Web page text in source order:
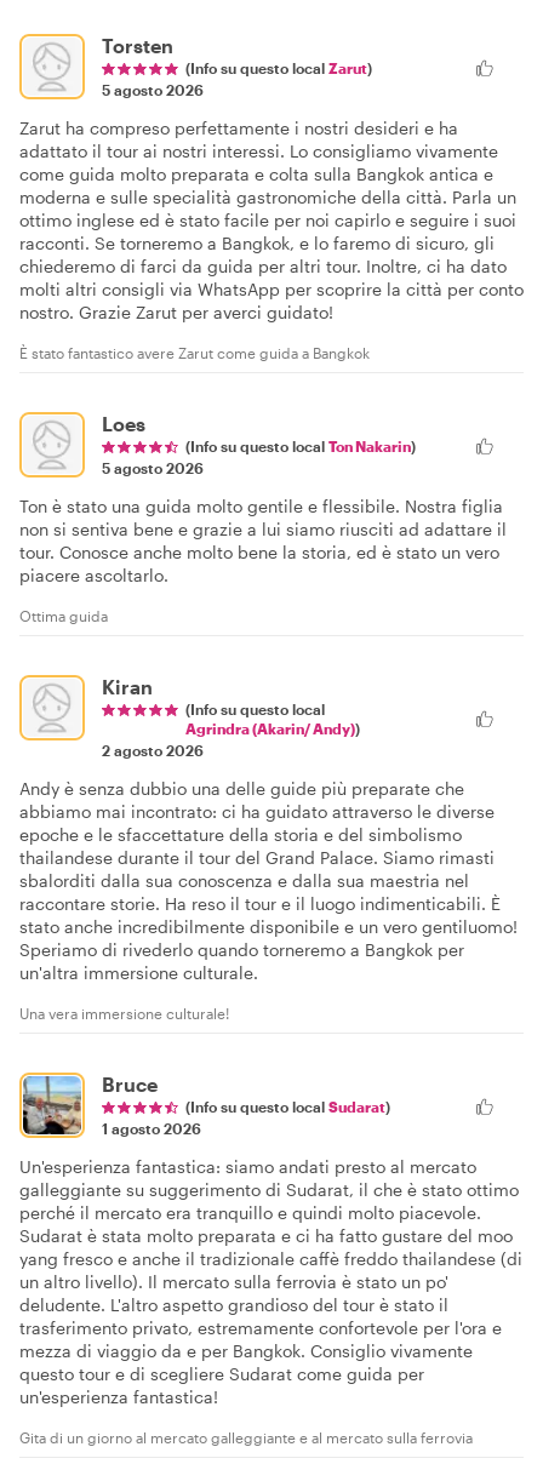
Torsten
(Info su questo local Zarut)
5 agosto 2026
Zarut ha compreso perfettamente i nostri desideri e ha
adattato il tour ai nostri interessi. Lo consigliamo vivamente
come guida molto preparata e colta sulla Bangkok antica e
moderna e sulle specialità gastronomiche della città. Parla un
ottimo inglese ed è stato facile per noi capirlo e seguire i suoi
racconti. Se torneremo a Bangkok, e lo faremo di sicuro, gli
chiederemo di farci da guida per altri tour. Inoltre, ci ha dato
molti altri consigli via WhatsApp per scoprire la città per conto
nostro. Grazie Zarut per averci guidato!
È stato fantastico avere Zarut come guida a Bangkok
Loes
(Info su questo local Ton Nakarin)
5 agosto 2026
Ton è stato una guida molto gentile e flessibile. Nostra figlia
non si sentiva bene e grazie a lui siamo riusciti ad adattare il
tour. Conosce anche molto bene la storia, ed è stato un vero
piacere ascoltarlo.
Ottima guida
Kiran
(Info su questo local
Agrindra (Akarin/ Andy))
2 agosto 2026
Andy è senza dubbio una delle guide più preparate che
abbiamo mai incontrato: ci ha guidato attraverso le diverse
epoche e le sfaccettature della storia e del simbolismo
thailandese durante il tour del Grand Palace. Siamo rimasti
sbalorditi dalla sua conoscenza e dalla sua maestria nel
raccontare storie. Ha reso il tour e il luogo indimenticabili. È
stato anche incredibilmente disponibile e un vero gentiluomo!
Speriamo di rivederlo quando torneremo a Bangkok per
un'altra immersione culturale.
Una vera immersione culturale!
Bruce
(Info su questo local Sudarat)
1 agosto 2026
Un'esperienza fantastica: siamo andati presto al mercato
galleggiante su suggerimento di Sudarat, il che è stato ottimo
perché il mercato era tranquillo e quindi molto piacevole.
Sudarat è stata molto preparata e ci ha fatto gustare del moo
yang fresco e anche il tradizionale caffè freddo thailandese (di
un altro livello). Il mercato sulla ferrovia è stato un po'
deludente. L'altro aspetto grandioso del tour è stato il
trasferimento privato, estremamente confortevole per l'ora e
mezza di viaggio da e per Bangkok. Consiglio vivamente
questo tour e di scegliere Sudarat come guida per
un'esperienza fantastica!
Gita di un giorno al mercato galleggiante e al mercato sulla ferrovia